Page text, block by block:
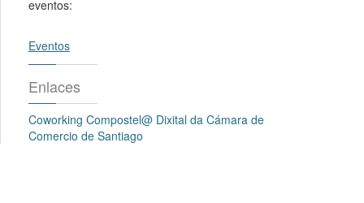
eventos:
Eventos
Enlaces
Coworking Compostel@ Dixital da Cámara de
Comercio de Santiago